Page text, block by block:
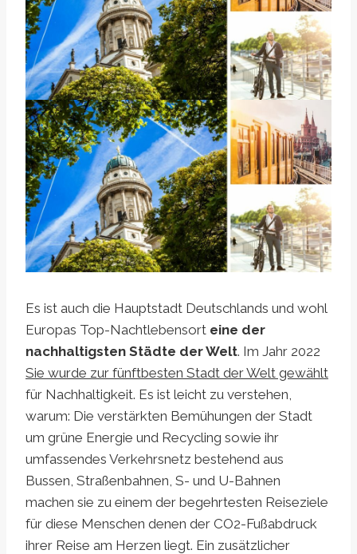
Es ist auch die Hauptstadt Deutschlands und wohl
Europas Top-Nachtlebensort eine der
nachhaltigsten Städte der Welt. Im Jahr 2022
Sie wurde zur fünftbesten Stadt der Welt gewählt
für Nachhaltigkeit. Es ist leicht zu verstehen,
warum: Die verstärkten Bemühungen der Stadt
um grüne Energie und Recycling sowie ihr
umfassendes Verkehrsnetz bestehend aus
Bussen, Straßenbahnen, S- und U-Bahnen
machen sie zu einem der begehrtesten Reiseziele
für diese Menschen denen der CO2-Fußabdruck
ihrer Reise am Herzen liegt. Ein zusätzlicher